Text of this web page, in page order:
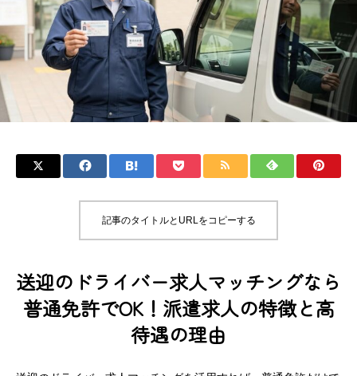
記事のタイトルとURLをコピーする
送迎のドライバー求人マッチングなら
普通免許でOK！派遣求人の特徴と高
待遇の理由